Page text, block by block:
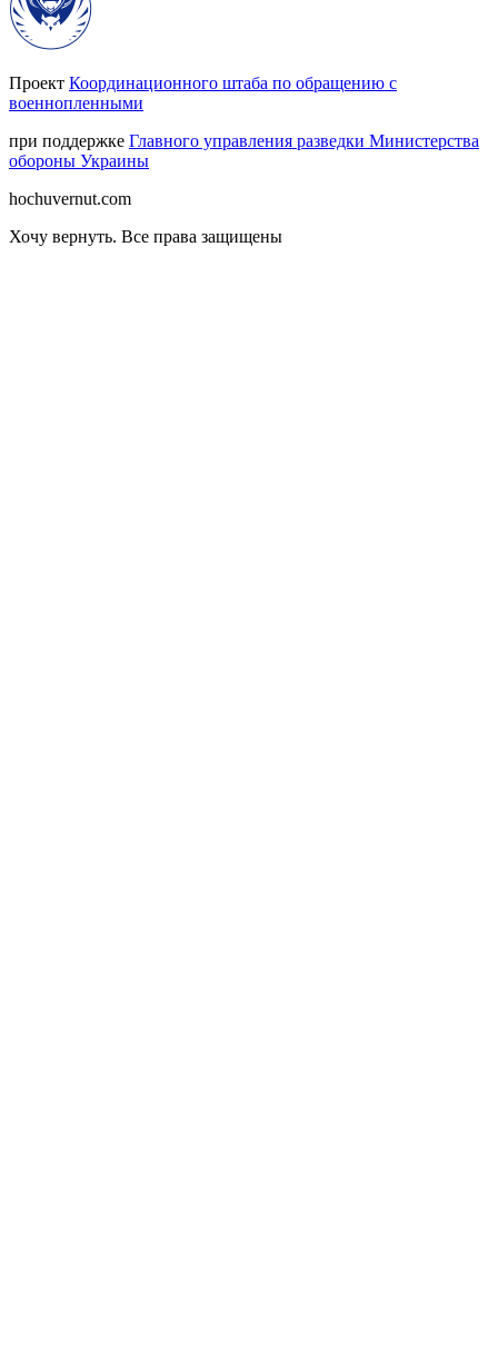
Проект Координационного штаба по обращению с
военнопленными
при поддержке Главного управления разведки Министерства
обороны Украины
hochuvernut.com
Хочу вернуть. Все права защищены